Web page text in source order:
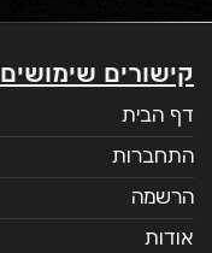
קישורים שימושים
דף הבית
התחברות
הרשמה
אודות